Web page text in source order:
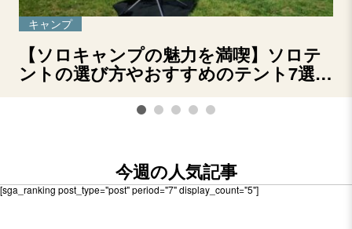
キャンプ
【ソロキャンプの魅力を満喫】ソロテ
ントの選び方やおすすめのテント7選を
今週の人気記事
[sga_ranking post_type="post" period="7" display_count="5"]